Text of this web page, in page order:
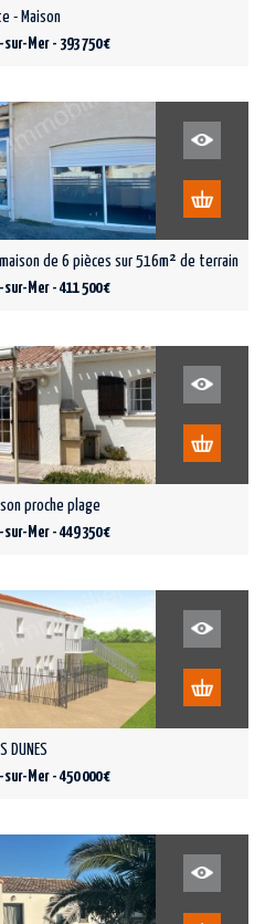
- Maison
Mer - 393 750 €
de 6 pièces sur 516m² de terrain
Mer - 411 500 €
proche plage
Mer - 449 350 €
DUNES
Mer - 450 000 €